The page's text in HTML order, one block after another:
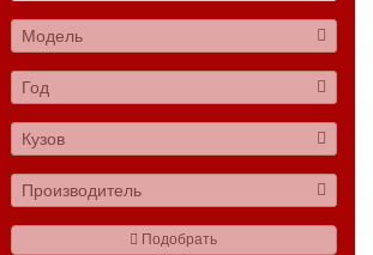
Модель
Год
Кузов
Производитель
Подобрать